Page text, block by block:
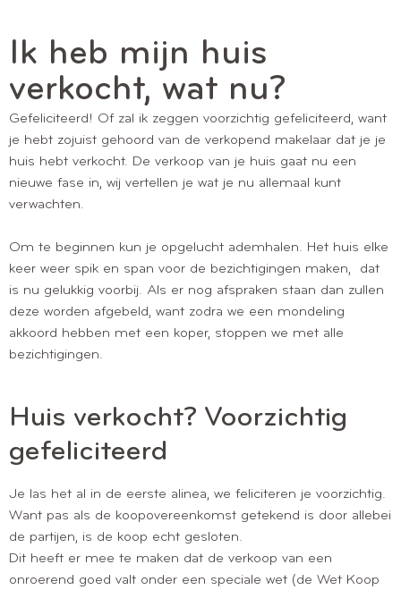
Ik heb mijn huis
verkocht, wat nu?
Gefeliciteerd! Of zal ik zeggen voorzichtig gefeliciteerd, want
je hebt zojuist gehoord van de verkopend makelaar dat je je
huis hebt verkocht. De verkoop van je huis gaat nu een
nieuwe fase in, wij vertellen je wat je nu allemaal kunt
verwachten.
Om te beginnen kun je opgelucht ademhalen. Het huis elke
keer weer spik en span voor de bezichtigingen maken, dat
is nu gelukkig voorbij. Als er nog afspraken staan dan zullen
deze worden afgebeld, want zodra we een mondeling
akkoord hebben met een koper, stoppen we met alle
bezichtigingen.
Huis verkocht? Voorzichtig
gefeliciteerd
Je las het al in de eerste alinea, we feliciteren je voorzichtig.
Want pas als de koopovereenkomst getekend is door allebei
de partijen, is de koop echt gesloten.
Dit heeft er mee te maken dat de verkoop van een
onroerend goed valt onder een speciale wet (de Wet Koop